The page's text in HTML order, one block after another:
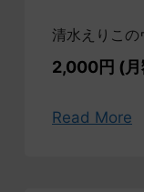
清水えりこ
2,000円 (月
Read More